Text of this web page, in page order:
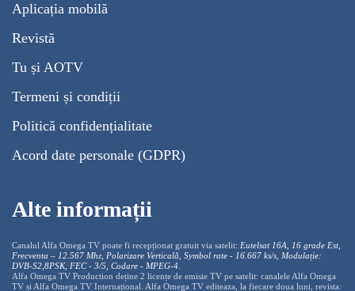
Aplicația mobilă
Revistă
Tu și AOTV
Termeni și condiții
Politică confidențialitate
Acord date personale (GDPR)
Alte informații
Canalul Alfa Omega TV poate fi recepționat gratuit via satelit: Eutelsat 16A, 16 grade Est,
Frecventa – 12.567 Mhz, Polarizare Verticală, Symbol rate - 16.667 ks/s, Modulație:
DVB-S2,8PSK, FEC - 3/5, Codare - MPEG-4
Alfa Omega TV Production deține 2 licențe de emisie TV pe satelit: canalele Alfa Omega
TV și Alfa Omega TV Internațional. Alfa Omega TV editeaza, la fiecare doua luni, revista: